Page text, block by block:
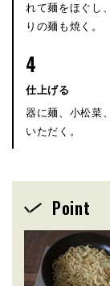
れて麺をほぐし
りの麺も焼く。
4
仕上げる
器に麺、小松菜
いただく。
Point